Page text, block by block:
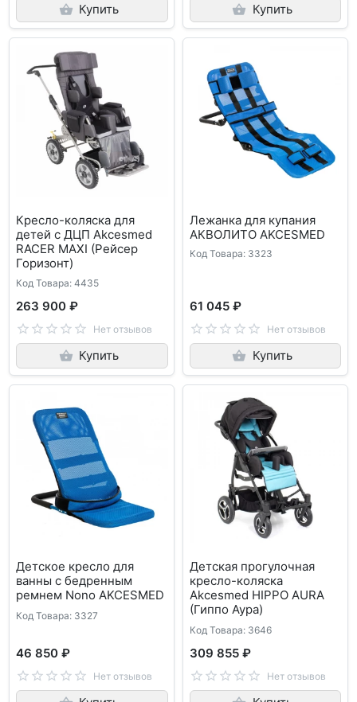
Купить Купить
Кресло-коляска для
детей с ДЦП Akcesmed
RACER MAXI (Рейсер
Горизонт)
Код Товара: 4435
263 900 ₽
Нет отзывов
Купить
Лежанка для купания
АКВОЛИТО AKCESMED
Код Товара: 3323
61 045 ₽
Нет отзывов
Купить
Детское кресло для
ванны с бедренным
ремнем Nono AKCESMED
Код Товара: 3327
46 850 ₽
Нет отзывов
Детская прогулочная
кресло-коляска
Akcesmed HIPPO AURA
(Гиппо Аура)
Код Товара: 3646
309 855 ₽
Нет отзывов